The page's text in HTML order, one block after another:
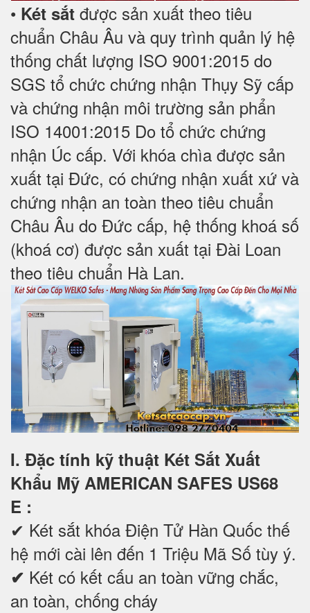
• Két sắt được sản xuất theo tiêu
chuẩn Châu Âu và quy trình quản lý hệ
thống chất lượng ISO 9001:2015 do
SGS tổ chức chứng nhận Thụy Sỹ cấp
và chứng nhận môi trường sản phẩn
ISO 14001:2015 Do tổ chức chứng
nhận Úc cấp. Với khóa chìa được sản
xuất tại Đức, có chứng nhận xuất xứ và
chứng nhận an toàn theo tiêu chuẩn
Châu Âu do Đức cấp, hệ thống khoá số
(khoá cơ) được sản xuất tại Đài Loan
theo tiêu chuẩn Hà Lan.
I. Đặc tính kỹ thuật Két Sắt Xuất
Khẩu Mỹ AMERICAN SAFES US68
E :
✔ Két sắt khóa Điện Tử Hàn Quốc thế
hệ mới cài lên đến 1 Triệu Mã Số tùy ý.
✔ Két có kết cấu an toàn vững chắc,
an toàn, chống cháy